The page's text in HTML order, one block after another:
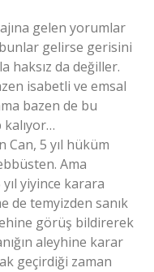
gelen yorumlar
bunlar gelirse gerisini
haksız da değiller.
isabetli ve emsal
bazen de bu
kalıyor…
Can, 5 yıl hüküm
Ama
yiyince karara
de temyizden sanık
görüş bildirerek
aleyhine karar
geçirdiği zaman